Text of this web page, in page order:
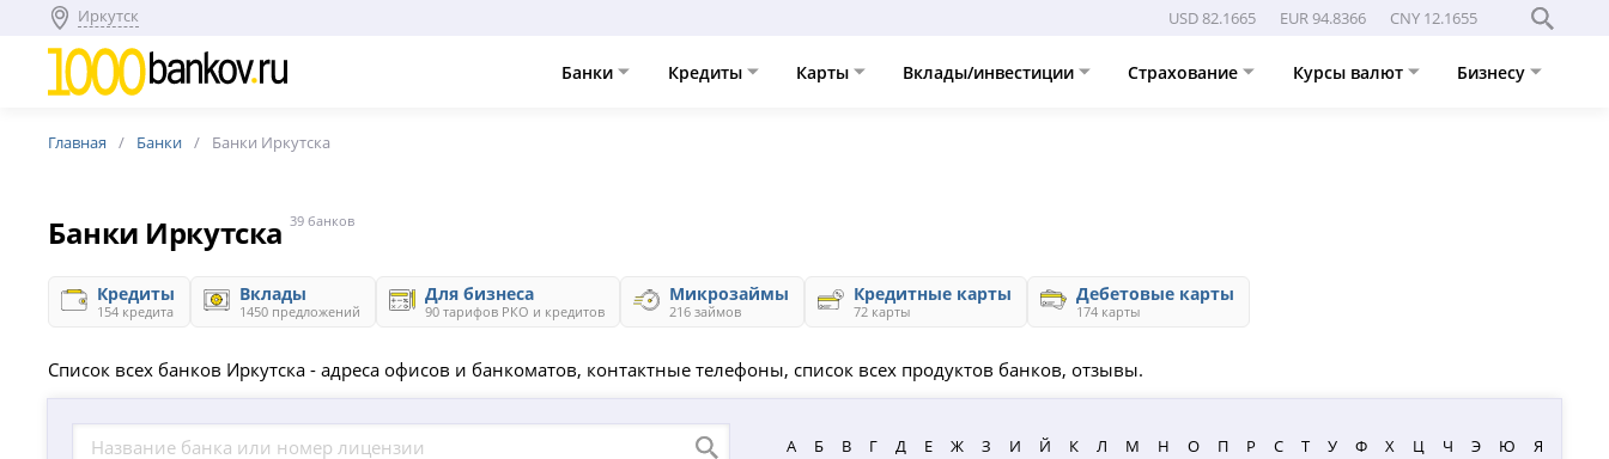
Иркутск USD 82.1665 EUR 94.8366 CNY 12.1655
Банки Кредиты Карты Вклады/инвестиции Страхование Курсы валют Бизнесу
Главная Банки Банки Иркутска
Банки Иркутска 39 банков
Кредиты
154 кредита
Вклады
1450 предложений
Для бизнеса
90 тарифов РКО и кредитов
Микрозаймы
216 займов
Кредитные карты
72 карты
Дебетовые карты
174 карты
Список всех банков Иркутска - адреса офисов и банкоматов, контактные телефоны, список всех продуктов банков, отзывы.
А Б В Г Д Е Ж З И Й К Л М Н О П Р С Т У Ф Х Ц Ч Э Ю Я